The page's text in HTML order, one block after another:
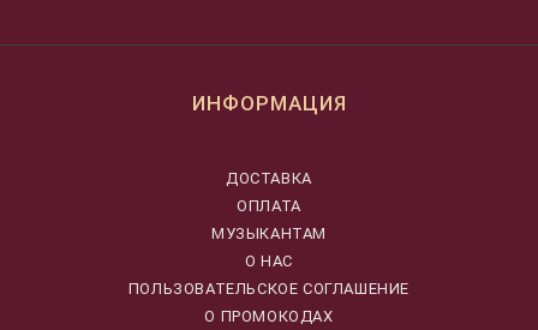
ИНФОРМАЦИЯ
ДОСТАВКА
ОПЛАТА
МУЗЫКАНТАМ
О НАС
ПОЛЬЗОВАТЕЛЬСКОЕ СОГЛАШЕНИЕ
О ПРОМОКОДАХ